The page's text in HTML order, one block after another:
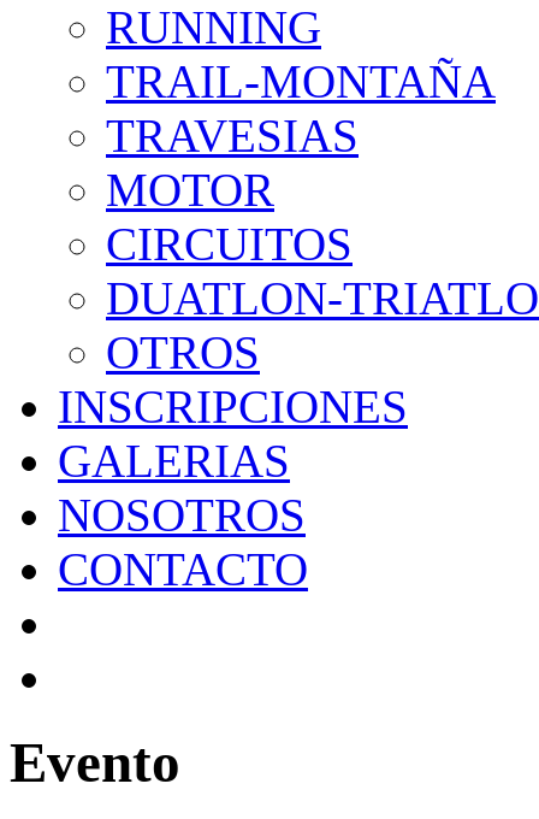
RUNNING
TRAIL-MONTAÑA
TRAVESIAS
MOTOR
CIRCUITOS
DUATLON-
OTROS
INSCRIPCIONES
GALERIAS
NOSOTROS
CONTACTO
Evento